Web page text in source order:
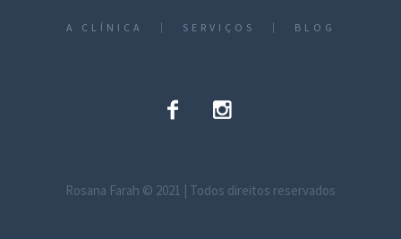
A CLÍNICA SERVIÇOS BLOG
Rosana Farah © 2021 | Todos direitos reservados